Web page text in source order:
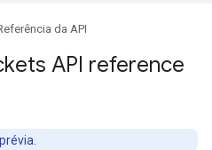
da API
API reference